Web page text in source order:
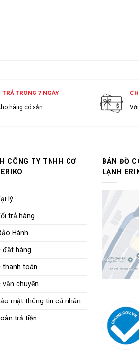
TRẢ TRONG 7 NGÀY
hàng có sẳn
CÔNG TY TNHH CƠ
lý
trả hàng
Hành
đặt hàng
thanh toán
vận chuyển
mật thông tin cá nhân
trả tiền
BẢN ĐỒ
LẠNH